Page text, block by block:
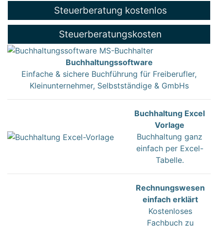
Steuerberatung kostenlos
Steuerberatungskosten
Buchhaltungssoftware
Einfache & sichere Buchführung für Freiberufler,
Kleinunternehmer, Selbstständige & GmbHs
Buchhaltung Excel
Vorlage
Buchhaltung ganz
einfach per Excel-
Tabelle.
Rechnungswesen
einfach erklärt
Kostenloses
Fachbuch zu